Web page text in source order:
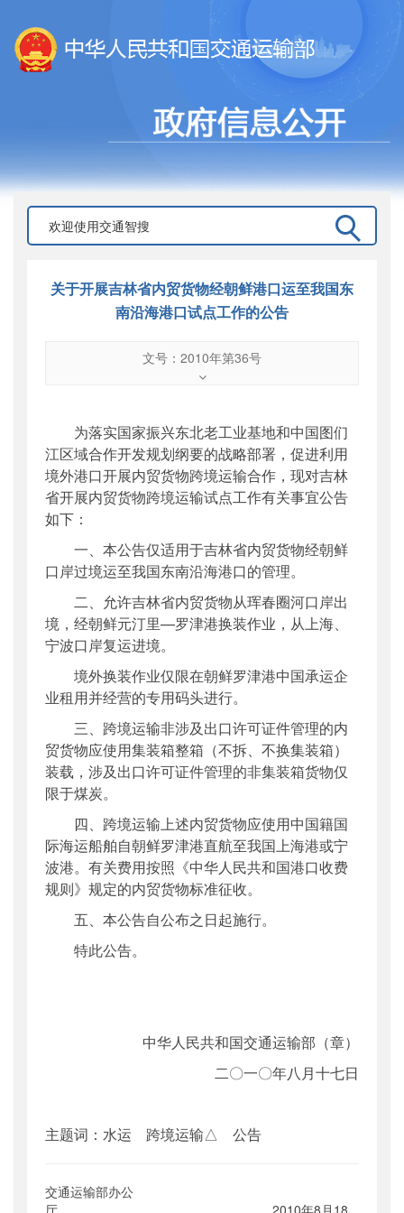
关于开展吉林省内贸货物经朝鲜港口运至我国东
南沿海港口试点工作的公告
文号：2010年第36号
2010年第36号
公开日期：2010年08月18日
主题词：
水运 跨境运输△ 公告
机构分类：水运局
主题分类：其他
公文类型
为落实国家振兴东北老工业基地和中国图们
江区域合作开发规划纲要的战略部署，促进利用
境外港口开展内贸货物跨境运输合作，现对吉林
省开展内贸货物跨境运输试点工作有关事宜公告
如下：
一、本公告仅适用于吉林省内贸货物经朝鲜
口岸过境运至我国东南沿海港口的管理。
二、允许吉林省内贸货物从珲春圈河口岸出
境，经朝鲜元汀里—罗津港换装作业，从上海、
宁波口岸复运进境。
境外换装作业仅限在朝鲜罗津港中国承运企
业租用并经营的专用码头进行。
三、跨境运输非涉及出口许可证件管理的内
贸货物应使用集装箱整箱（不拆、不换集装箱）
装载，涉及出口许可证件管理的非集装箱货物仅
限于煤炭。
四、跨境运输上述内贸货物应使用中国籍国
际海运船舶自朝鲜罗津港直航至我国上海港或宁
波港。有关费用按照《中华人民共和国港口收费
规则》规定的内贸货物标准征收。
五、本公告自公布之日起施行。
特此公告。
中华人民共和国交通运输部（章）
二〇一〇年八月十七日
主题词：水运 跨境运输△ 公告
交通运输部办公